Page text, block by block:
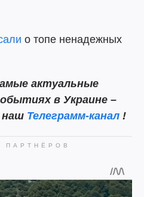
о топе ненадежных
актуальные
в Украине –
наш Телеграмм-канал !